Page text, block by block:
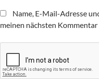
Name, E-Mail-Adresse
meinen nächsten Kommentar